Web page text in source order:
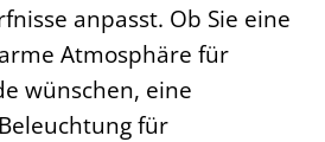
anpasst. Ob Sie eine
Atmosphäre für
wünschen, eine
für